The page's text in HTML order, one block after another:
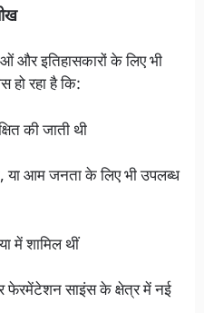
और इतिहासकारों के लिए भी
हो रहा है कि:
की जाती थी
या आम जनता के लिए भी उपलब्ध
में शामिल थीं
फेरमेंटेशन साइंस के क्षेत्र में नई